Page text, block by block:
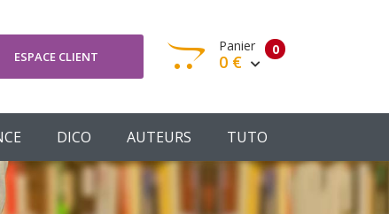
ESPACE CLIENT 0
Panier
0 €
panier est vide
Votre Panier Commander
DICO AUTEURS TUTO